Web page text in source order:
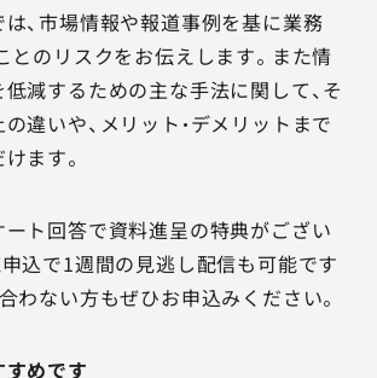
、市場情報や報道事例を基に業務
とのリスクをお伝えします。また情
減するための主な手法に関して、そ
違いや、メリット・デメリットまで
ます。
ト回答で資料進呈の特典がござい
込で1週間の見逃し配信も可能です
わない方もぜひお申込みください。
めです